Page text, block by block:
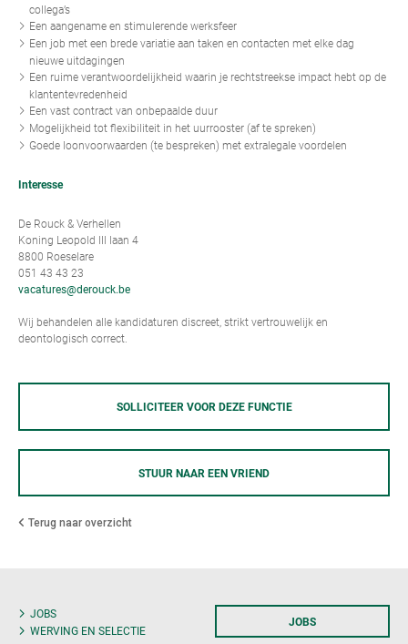
collega’s
Een aangename en stimulerende werksfeer
Een job met een brede variatie aan taken en contacten met elke dag
nieuwe uitdagingen
Een ruime verantwoordelijkheid waarin je rechtstreekse impact hebt op de
klantentevredenheid
Een vast contract van onbepaalde duur
Mogelijkheid tot flexibiliteit in het uurrooster (af te spreken)
Goede loonvoorwaarden (te bespreken) met extralegale voordelen
Interesse
De Rouck & Verhellen
Koning Leopold III laan 4
8800 Roeselare
051 43 43 23
vacatures@derouck.be
Wij behandelen alle kandidaturen discreet, strikt vertrouwelijk en
deontologisch correct.
SOLLICITEER VOOR DEZE FUNCTIE
STUUR NAAR EEN VRIEND
Terug naar overzicht
JOBS
WERVING EN SELECTIE
JOBS